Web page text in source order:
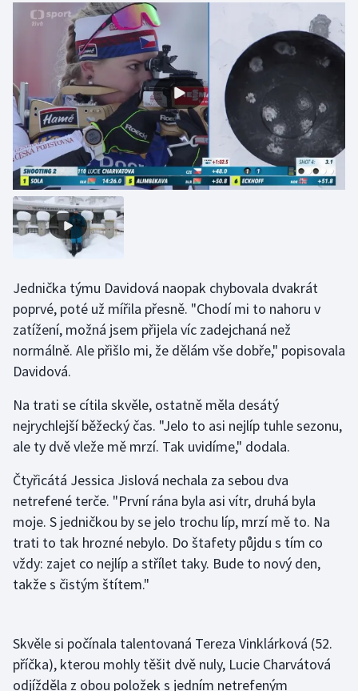
Parasport
Plavání
Plážový volejbal
Ragby
Rychlobruslení
Rychlostní kanoistika
Sportovní střelba
Stolní tenis
Veslování
Vodní slalom
Volejbal
Ostatní
Jednička týmu Davidová naopak chybovala dvakrát
poprvé, poté už mířila přesně. "Chodí mi to nahoru v
zatížení, možná jsem přijela víc zadejchaná než
normálně. Ale přišlo mi, že dělám vše dobře," popisovala
Davidová.
Na trati se cítila skvěle, ostatně měla desátý
nejrychlejší běžecký čas. "Jelo to asi nejlíp tuhle sezonu,
ale ty dvě vleže mě mrzí. Tak uvidíme," dodala.
Čtyřicátá Jessica Jislová nechala za sebou dva
netrefené terče. "První rána byla asi vítr, druhá byla
moje. S jedničkou by se jelo trochu líp, mrzí mě to. Na
trati to tak hrozné nebylo. Do štafety půjdu s tím co
vždy: zajet co nejlíp a střílet taky. Bude to nový den,
takže s čistým štítem."
Skvěle si počínala talentovaná Tereza Vinklárková (52.
příčka), kterou mohly těšit dvě nuly, Lucie Charvátová
odjížděla z obou položek s jedním netrefeným